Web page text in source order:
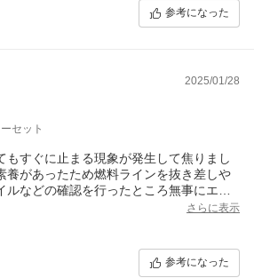
参考になった
2025/01/28
セット
もすぐに止まる現象が発生して焦りまし
養があったため燃料ラインを抜き差しや
などの確認を行ったところ無事にエン
陥があるのでは？と思いがちですが、
発生すると思います。こういう時に安
てしまう人は向いてないかもしれませ
べられる人にとってはハイコスパ商品で
さらに表示
参考になった